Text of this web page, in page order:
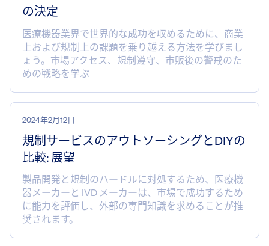
の決定
医療機器業界で世界的な成功を収めるために、商業
上および規制上の課題を乗り越える方法を学びまし
ょう。市場アクセス、規制遵守、市販後の警戒のた
めの戦略を学ぶ
2024年2月12日
規制サービスのアウトソーシングとDIYの
比較: 展望
製品開発と規制のハードルに対処するため、医療機
器メーカーと IVD メーカーは、市場で成功するため
に能力を評価し、外部の専門知識を求めることが推
奨されます。